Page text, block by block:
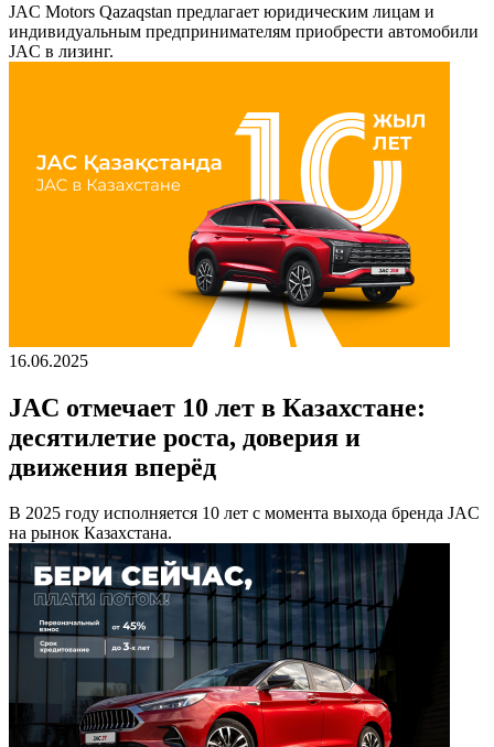
JAC Motors Qazaqstan предлагает юридическим лицам и
индивидуальным предпринимателям приобрести автомобили
JAC в лизинг.
16.06.2025
JAC отмечает 10 лет в Казахстане:
десятилетие роста, доверия и
движения вперёд
В 2025 году исполняется 10 лет с момента выхода бренда JAC
на рынок Казахстана.